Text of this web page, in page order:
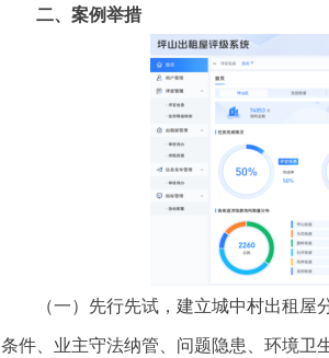
二、案例举措
（一）先行先试，建立城中村出租屋
条件、业主守法纳管、问题隐患、环境卫